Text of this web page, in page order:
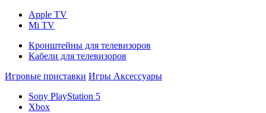
Apple TV
Mi TV
Кронштейны для телевизоров
Кабели для телевизоров
Игровые приставки Игры Аксессуары
Sony PlayStation 5
Xbox